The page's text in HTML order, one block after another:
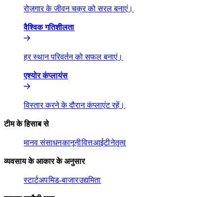
रोज़गार के जीवन चक्र को सरल बनाएं।​​
वैश्विक गतिशीलता​​
हर स्थान परिवर्तन को सफल बनाएं।​​
एश्योर कंप्लायंस​​
विस्तार करने के दौरान कंप्लाएंट रहें।​​
टीम के हिसाब से​​
मानव संसाधन​​कानूनी​​वित्त​​आईटी​​नेतृत्व​​
व्यवसाय के आकार के अनुसार​​
स्टार्टअप​​मिड-बाजार​​उद्यमिता​​